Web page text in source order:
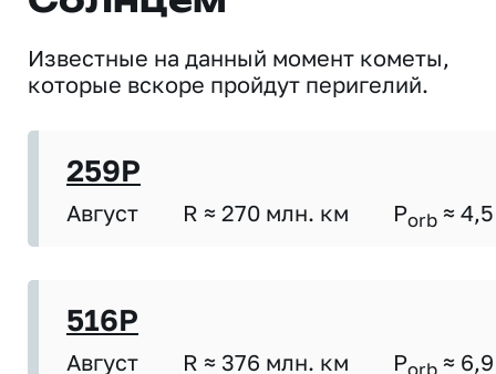
Известные на данный момент кометы,
которые вскоре пройдут перигелий.
259P
Август R ≈ 270 млн. км Porb ≈ 4,5
516P
Август R ≈ 376 млн. км Porb ≈ 6,9